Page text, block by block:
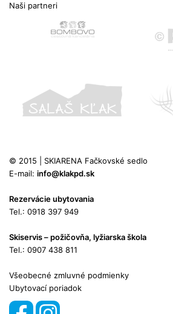
Naši partneri
© 2015 | SKIARENA Fačkovské sedlo
E-mail: info@klakpd.sk
Rezervácie ubytovania
Tel.: 0918 397 949
Skiservis – požičovňa, lyžiarska škola
Tel.: 0907 438 811
Všeobecné zmluvné podmienky
Ubytovací poriadok